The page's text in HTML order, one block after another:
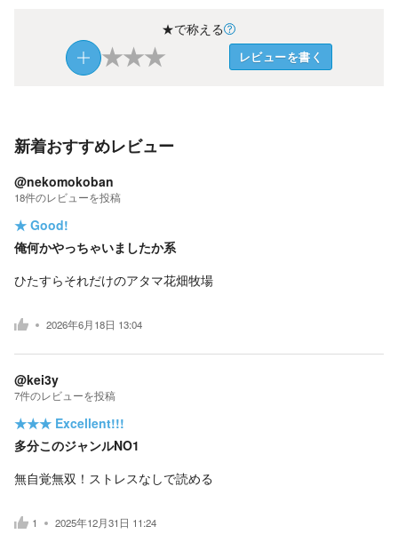
★で称える
★★★ レビューを書く
新着おすすめレビュー
@nekomokoban
18件のレビューを投稿
★ Good!
俺何かやっちゃいましたか系
ひたすらそれだけのアタマ花畑牧場
2026年6月18日 13:04
@kei3y
7件のレビューを投稿
★★★ Excellent!!!
多分このジャンルNO1
無自覚無双！ストレスなしで読める
1 2025年12月31日 11:24